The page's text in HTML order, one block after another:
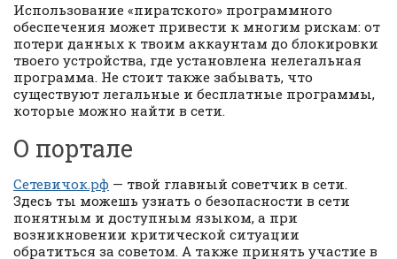
Использование «пиратского» программного
обеспечения может привести к многим рискам: от
потери данных к твоим аккаунтам до блокировки
твоего устройства, где установлена нелегальная
программа. Не стоит также забывать, что
существуют легальные и бесплатные программы,
которые можно найти в сети.
О портале
Сетевичок.рф — твой главный советчик в сети.
Здесь ты можешь узнать о безопасности в сети
понятным и доступным языком, а при
возникновении критической ситуации
обратиться за советом. А также принять участие в